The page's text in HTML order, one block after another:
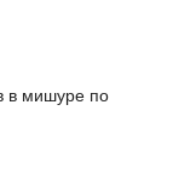
в мишуре по